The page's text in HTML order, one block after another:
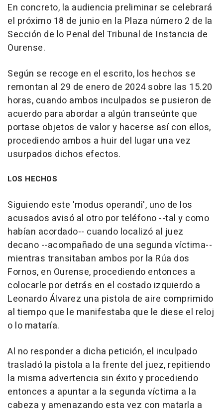
En concreto, la audiencia preliminar se celebrará
el próximo 18 de junio en la Plaza número 2 de la
Sección de lo Penal del Tribunal de Instancia de
Ourense.
Según se recoge en el escrito, los hechos se
remontan al 29 de enero de 2024 sobre las 15.20
horas, cuando ambos inculpados se pusieron de
acuerdo para abordar a algún transeúnte que
portase objetos de valor y hacerse así con ellos,
procediendo ambos a huir del lugar una vez
usurpados dichos efectos.
LOS HECHOS
Siguiendo este 'modus operandi', uno de los
acusados avisó al otro por teléfono --tal y como
habían acordado-- cuando localizó al juez
decano --acompañado de una segunda víctima--
mientras transitaban ambos por la Rúa dos
Fornos, en Ourense, procediendo entonces a
colocarle por detrás en el costado izquierdo a
Leonardo Álvarez una pistola de aire comprimido
al tiempo que le manifestaba que le diese el reloj
o lo mataría.
Al no responder a dicha petición, el inculpado
trasladó la pistola a la frente del juez, repitiendo
la misma advertencia sin éxito y procediendo
entonces a apuntar a la segunda víctima a la
cabeza y amenazando esta vez con matarla a